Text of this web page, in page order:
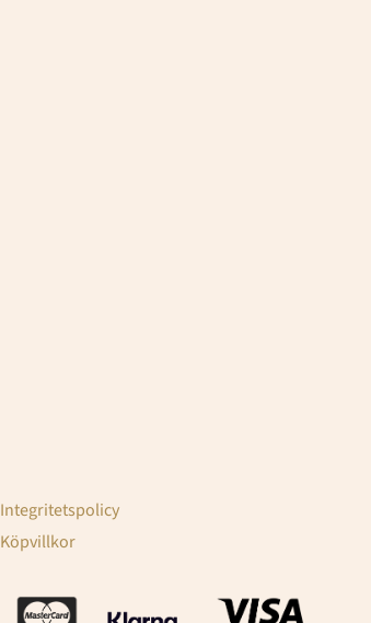
Integritetspolicy
Köpvillkor